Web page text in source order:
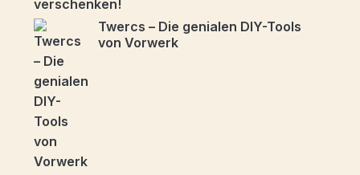
Twercs – Die genialen DIY-Tools
von Vorwerk